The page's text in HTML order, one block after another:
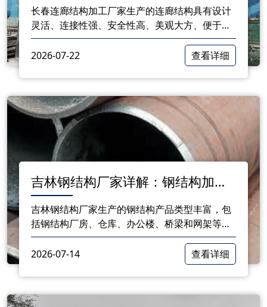
长春连廊结构加工厂家生产的连廊结构具有设计
灵活、连接性强、安全性高、美观大方、便于维
护、节能环保等多重优势。在今后的建筑项目
中，选择连廊结构将为建筑带来诸多便利，提高
2026-07-22 查看详细
吉林钢结构厂家详解：钢结构加工
厂的多样化产品类型
吉林钢结构厂家生产的钢结构产品类型丰富，包
括钢结构厂房、仓库、办公楼、桥梁和网架等。
这些产品以其良好的性能和特点，广泛应用于各
个领域，为我国建筑行业的发展做出了积极贡
2026-07-14 查看详细